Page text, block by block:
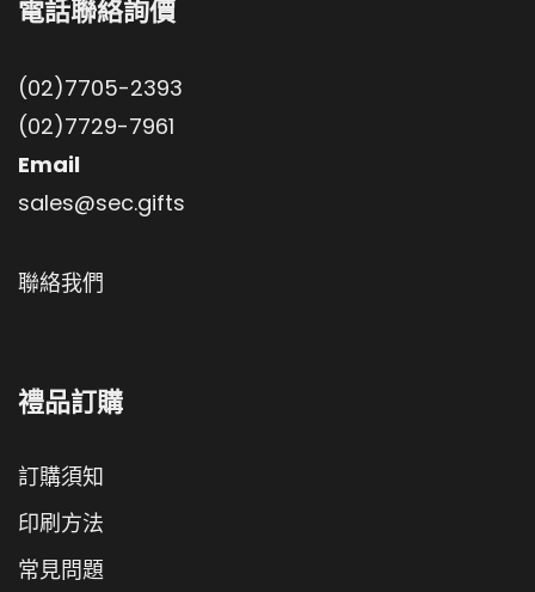
電話聯絡詢價
(02)7705-2393
(02)7729-7961
Email
sales@sec.gifts
聯絡我們
禮品訂購
訂購須知
印刷方法
常見問題